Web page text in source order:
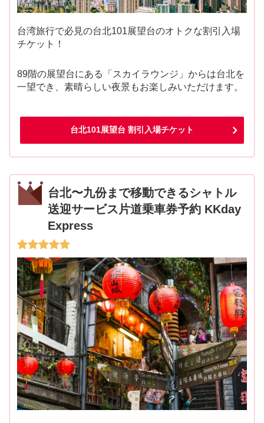
台湾旅行で必見の台北101展望台のオトクな割引入場
チケット！
89階の展望台にある「スカイラウンジ」からは台北を
一望でき、素晴らしい夜景もお楽しみいただけます。
台北101展望台 割引入場チケット
台北〜九份まで移動できるシャトル
送迎サービス片道乗車券予約 KKday
Express